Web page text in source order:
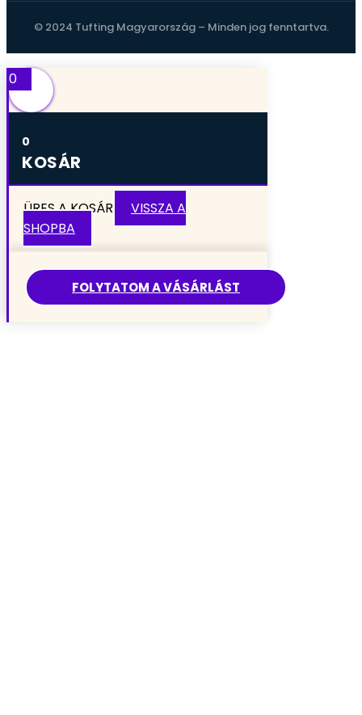
© 2024 Tufting Magyarország – Minden jog fenntartva.
0
0
KOSÁR
ÜRES A KOSÁR
VISSZA A
SHOPBA
FOLYTATOM A VÁSÁRLÁST